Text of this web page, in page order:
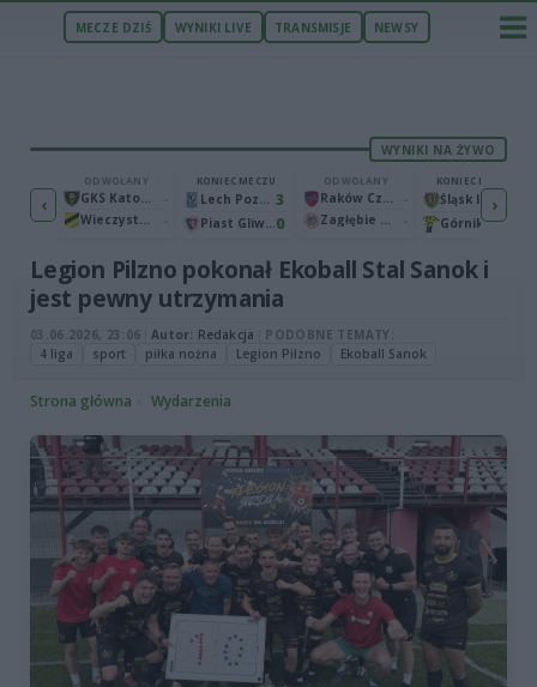
MECZE DZIŚ WYNIKI LIVE TRANSMISJE NEWSY
WYNIKI NA ŻYWO
‹1
Warta Poznań 2
ODWOŁANY
GKS Katowice
Wieczysta Kraków
KONIEC MECZU
Lech Poznań 3
Piast Gliwice0
ODWOŁANY
Raków Częstochowa
Zagłębie Lubin
KONIEC MECZU
Górnik Łęczna
›
Legion Pilzno pokonał Ekoball Stal Sanok i
jest pewny utrzymania
03.06.2026, 23:06 Autor: Redakcja
PODOBNE TEMATY:
4 liga
sport piłka nożna Legion Pilzno Ekoball Sanok
Strona główna Wydarzenia